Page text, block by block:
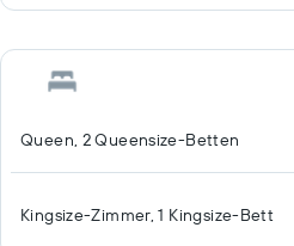
Queen, 2 Queensize-Betten
Kingsize-Zimmer, 1 Kingsize-Bett